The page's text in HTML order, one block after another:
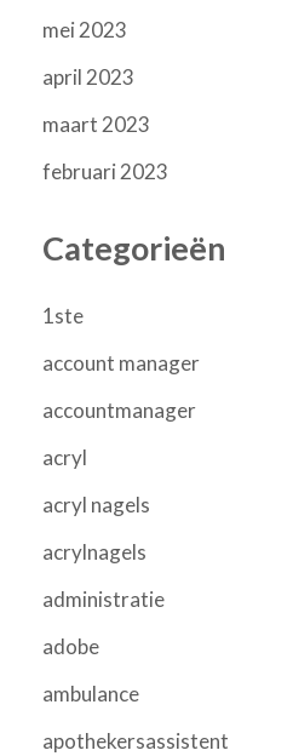
mei 2023
april 2023
maart 2023
februari 2023
Categorieën
1ste
account manager
accountmanager
acryl
acryl nagels
acrylnagels
administratie
adobe
ambulance
apothekersassistent